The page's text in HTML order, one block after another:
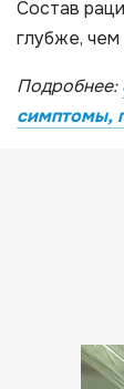
Состав
глубже, чем
Подробнее:
симптомы,